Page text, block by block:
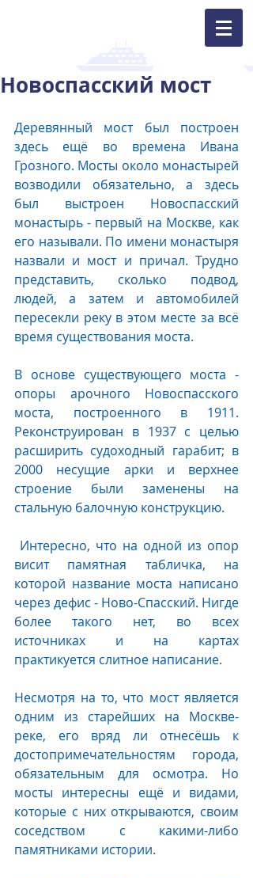
Новоспасский мост
Деревянный мост был построен
здесь ещё во времена Ивана
Грозного. Мосты около монастырей
возводили обязательно, а здесь
был выстроен Новоспасский
монастырь - первый на Москве, как
его называли. По имени монастыря
назвали и мост и причал. Трудно
представить, сколько подвод,
людей, а затем и автомобилей
пересекли реку в этом месте за всё
время существования моста.
В основе существующего моста -
опоры арочного Новоспасского
моста, построенного в 1911.
Реконструирован в 1937 с целью
расширить судоходный гарабит; в
2000 несущие арки и верхнее
строение были заменены на
стальную балочную конструкцию.
висит памятная табличка, на
которой название моста написано
через дефис - Ново-Спасский. Нигде
более такого нет, во всех
источниках и на картах
практикуется слитное написание.
Несмотря на то, что мост является
одним из старейших на Москве-
реке, его вряд ли отнесёшь к
достопримечательностям города,
обязательным для осмотра. Но
мосты интересны ещё и видами,
которые с них открываются, своим
соседством с какими-либо
памятниками истории.